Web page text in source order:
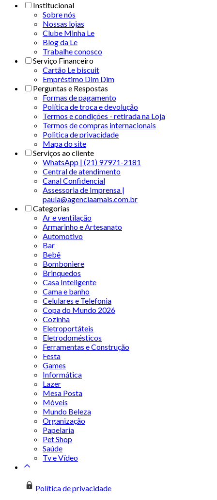
Institucional
Sobre nós
Nossas lojas
Clube Minha Le
Blog da Le
Trabalhe conosco
Serviço Financeiro
Cartão Le biscuit
Empréstimo Dim Dim
Perguntas e Respostas
Formas de pagamento
Política de troca e devolução
Termos e condições - retirada na Loja
Termos de compras internacionais
Politica de privacidade
Mapa do site
Serviços ao cliente
WhatsApp | (21) 97971-2181
Central de atendimento
Canal Confidencial
Assessoria de Imprensa |
paula@agenciaamais.com.br
Categorias
Ar e ventilação
Armarinho e Artesanato
Automotivo
Bar
Bebê
Bomboniere
Brinquedos
Casa Inteligente
Cama e banho
Celulares e Telefonia
Copa do Mundo 2026
Cozinha
Eletroportáteis
Eletrodomésticos
Ferramentas e Construção
Festa
Games
Informática
Lazer
Mesa Posta
Móveis
Mundo Beleza
Organização
Papelaria
Pet Shop
Saúde
Tv e Vídeo
Política de privacidade